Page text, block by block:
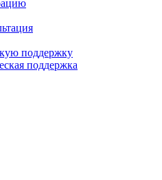
поддержку
поддержка